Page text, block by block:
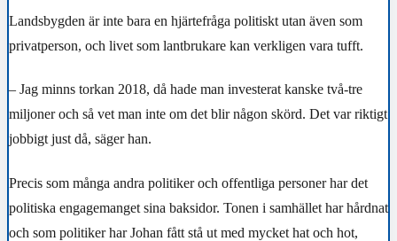
Landsbygden är inte bara en hjärtefråga politiskt utan även som
privatperson, och livet som lantbrukare kan verkligen vara tufft.
– Jag minns torkan 2018, då hade man investerat kanske två-tre
miljoner och så vet man inte om det blir någon skörd. Det var riktigt
jobbigt just då, säger han.
Precis som många andra politiker och offentliga personer har det
politiska engagemanget sina baksidor. Tonen i samhället har hårdnat
och som politiker har Johan fått stå ut med mycket hat och hot,